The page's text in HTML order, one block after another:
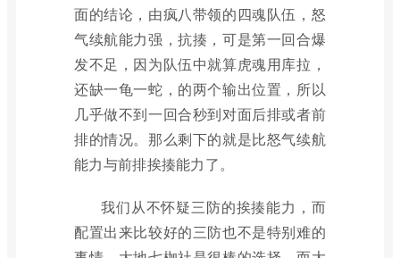
面的结论，由疯八带领的四魂队伍，怒
气续航能力强，抗揍，可是第一回合爆
发不足，因为队伍中就算虎魂用库拉，
还缺一龟一蛇，的两个输出位置，所以
几乎做不到一回合秒到对面后排或者前
排的情况。那么剩下的就是比怒气续航
能力与前排挨揍能力了。
我们从不怀疑三防的挨揍能力，而
配置出来比较好的三防也不是特别难的